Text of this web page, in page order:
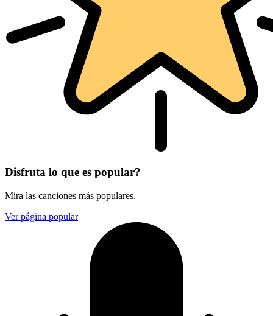
Disfruta lo que es popular?
Mira las canciones más populares.
Ver página popular